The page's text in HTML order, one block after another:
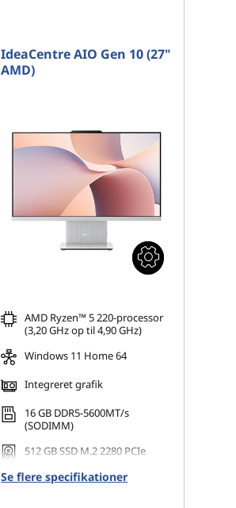
IdeaCentre AIO Gen 10 (27"
AMD)
AMD Ryzen™ 5 220-processor
(3,20 GHz op til 4,90 GHz)
Windows 11 Home 64
Integreret grafik
16 GB DDR5-5600MT/s
(SODIMM)
512 GB SSD M.2 2280 PCIe
Se flere specifikationer